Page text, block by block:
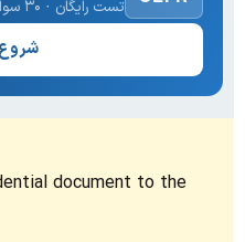
تست رایگان · ۳۰ سوال · نتیجه فوری
document to the